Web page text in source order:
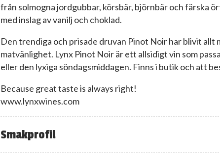
från solmogna jordgubbar, körsbär, björnbär och färska
med inslag av vanilj och choklad.
Den trendiga och prisade druvan Pinot Noir har blivit
matvänlighet. Lynx Pinot Noir är ett allsidigt vin som
eller den lyxiga söndagsmiddagen. Finns i butik och att
Because great taste is always right!
www.lynxwines.com
Smakprofil